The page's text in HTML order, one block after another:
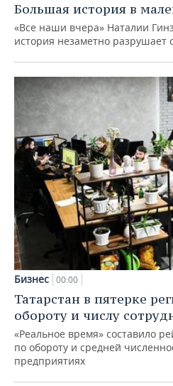
Большая история в
«Все наши вчера» Наталии
история незаметно
Бизнес 00:00
Татарстан в пятерке
обороту и числу
«Реальное время» составило
по обороту и средней
предприятиях